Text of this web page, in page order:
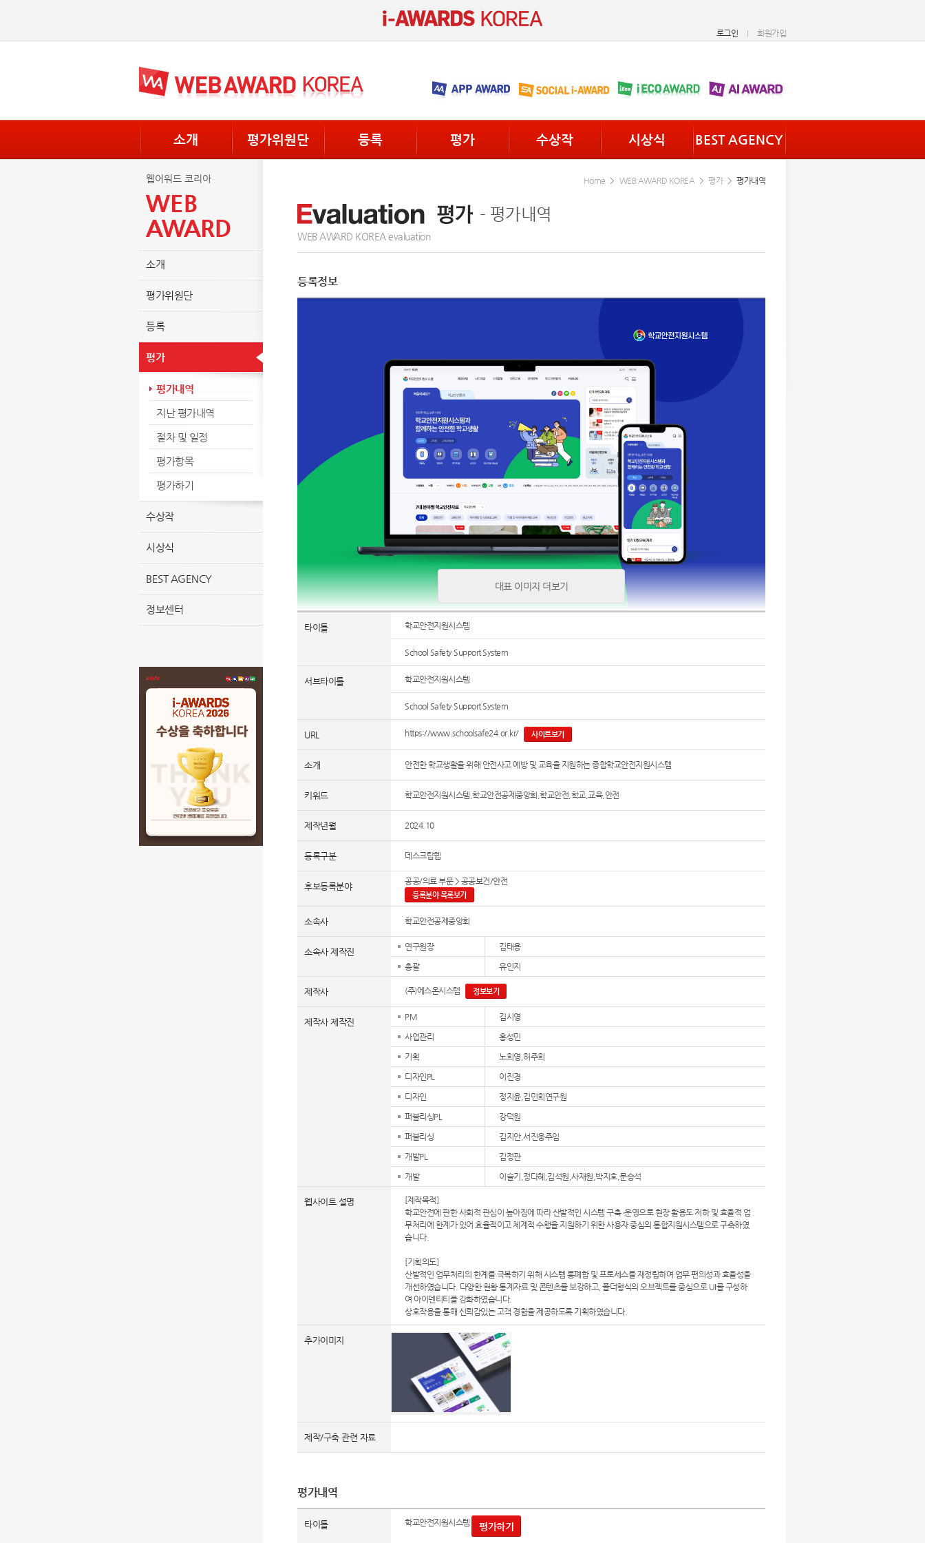
로그인 회원가입
소개 평가위원단 등록 평가 수상작 시상식 BEST AGENCY
- 평가내역
WEB AWARD KOREA evaluation
Home WEB AWARD KOREA 평가 평가내역
등록정보
대표 이미지 더보기
타이틀 학교안전지원시스템
School Safety Support System
서브타이틀 학교안전지원시스템
School Safety Support System
URL https://www.schoolsafe24.or.kr/ 사이트보기
소개 안전한 학교생활을 위해 안전사고 예방 및 교육을 지원하는 종합학교안전지원시스템
키워드 학교안전지원시스템,학교안전공제중앙회,학교안전,학교,교육,안전
제작년월 2024.10
등록구분 데스크탑웹
후보등록분야 공공/의료 부문 > 공공보건/안전
등록분야 목록보기
소속사 학교안전공제중앙회
소속사 제작진 연구원장 김태용
총괄 유인지
제작사 (주)에스온시스템 정보보기
제작사 제작진 PM 김시영
사업관리 홍성민
기획 노희영,허주희
디자인PL 이진경
디자인 정지윤,김민희연구원
퍼블리싱PL 강덕원
퍼블리싱 김지안,서진웅주임
개발PL 김정관
개발 이슬기,정다혜,김석원,사재원,박지호,문승석
웹사이트 설명
[제작목적]
학교안전에 관한 사회적 관심이 높아짐에 따라 산발적인 시스템 구축 ‧운영으로 현장 활용도 저하 및 효율적 업
무처리에 한계가 있어 효율적이고 체계적 수행을 지원하기 위한 사용자 중심의 통합지원시스템으로 구축하였
습니다.
[기획의도]
산발적인 업무처리의 한계를 극복하기 위해 시스템 통폐합 및 프로세스를 재정립하여 업무 편의성과 효율성을
개선하였습니다. 다양한 현황 통계자료 및 콘텐츠를 보강하고, 폴더형식의 오브젝트를 중심으로 UI를 구성하
여 아이덴티티를 강화하였습니다.
상호작용을 통해 신뢰감있는 고객 경험을 제공하도록 기획하였습니다.
추가이미지
제작/구축 관련 자료
웹어워드 코리아
WEB
AWARD
소개
평가위원단
등록
평가
평가내역
지난 평가내역
절차 및 일정
평가항목
평가하기
수상작
시상식
BEST AGENCY
정보센터